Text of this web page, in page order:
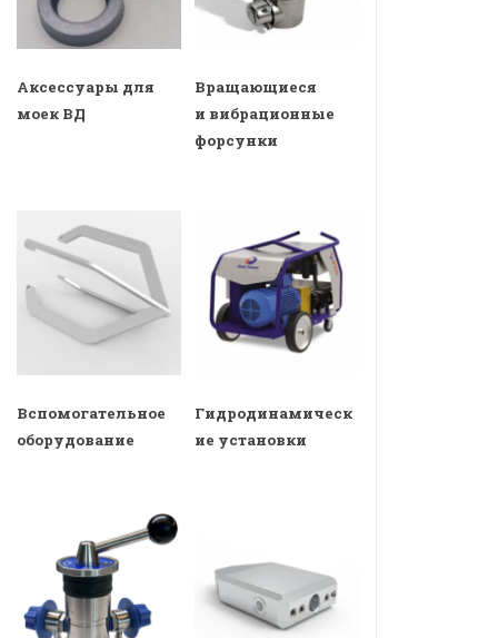
Аксессуары для
моек ВД
Вращающиеся
и вибрационные
форсунки
Вспомогательное
оборудование
Гидродинамическ
ие установки